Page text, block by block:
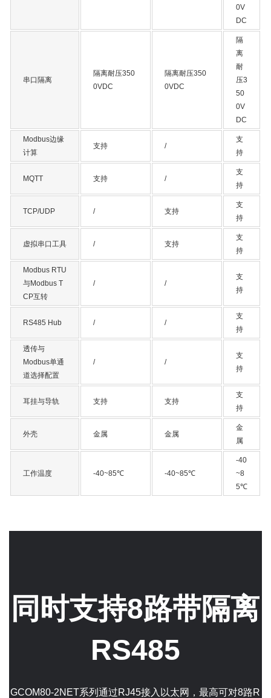
0V
DC
串口隔离
隔离耐压350
0VDC
隔离耐压350
0VDC
隔
离
耐
压3
50
0V
DC
Modbus边缘
计算
支持 /
支
持
MQTT 支持 /
支
持
TCP/UDP / 支持
支
持
虚拟串口工具 / 支持
支
持
Modbus RTU
与Modbus T
CP互转
/ /
支
持
RS485 Hub / /
支
持
透传与
Modbus单通
道选择配置
/ /
支
持
耳挂与导轨 支持 支持
支
持
外壳 金属 金属
金
属
工作温度 -40~85℃ -40~85℃
-40
~8
5℃
同时支持8路带隔离
RS485
GCOM80-2NET系列通过RJ45接入以太网，最高可对8路R